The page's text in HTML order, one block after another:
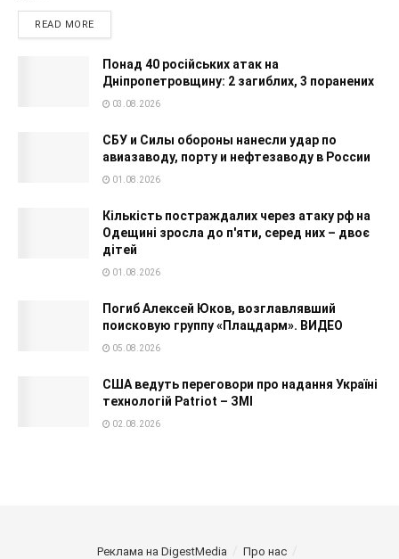
READ MORE
Понад 40 російських атак на
Дніпропетровщину: 2 загиблих, 3 поранених
03.08.2026
СБУ и Силы обороны нанесли удар по
авиазаводу, порту и нефтезаводу в России
01.08.2026
Кількість постраждалих через атаку рф на
Одещині зросла до п'яти, серед них – двоє
дітей
01.08.2026
Погиб Алексей Юков, возглавлявший
поисковую группу «Плацдарм». ВИДЕО
05.08.2026
США ведуть переговори про надання Україні
технологій Patriot – ЗМІ
02.08.2026
Реклама на DigestMedia
Про нас